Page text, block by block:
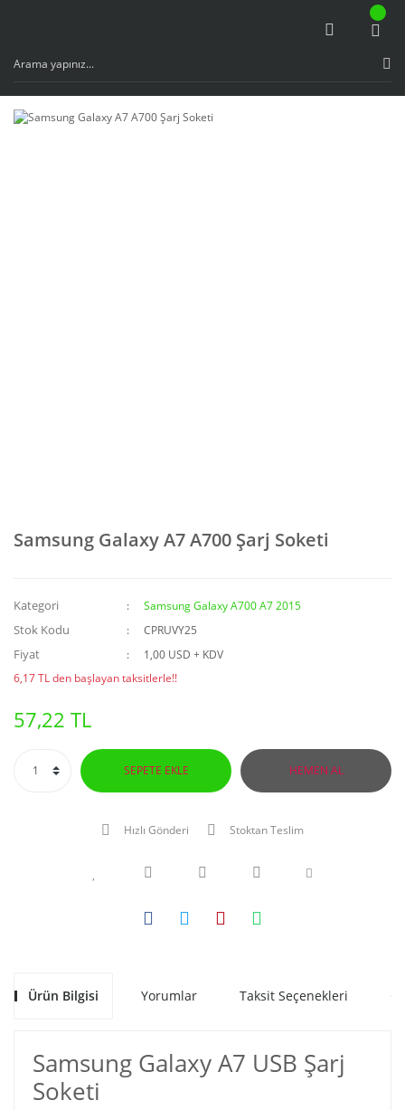
Samsung Galaxy A7 A700 Şarj Soketi
Kategori Samsung Galaxy A700 A7 2015
Stok Kodu CPRUVY25
Fiyat
1,00 USD + KDV
6,17 TL den başlayan taksitlerle!!
57,22 TL
SEPETE EKLE HEMEN AL
Hızlı Gönderi Stoktan Teslim
Ürün Bilgisi Yorumlar Taksit Seçenekleri
Samsung Galaxy A7 USB Şarj
Soketi